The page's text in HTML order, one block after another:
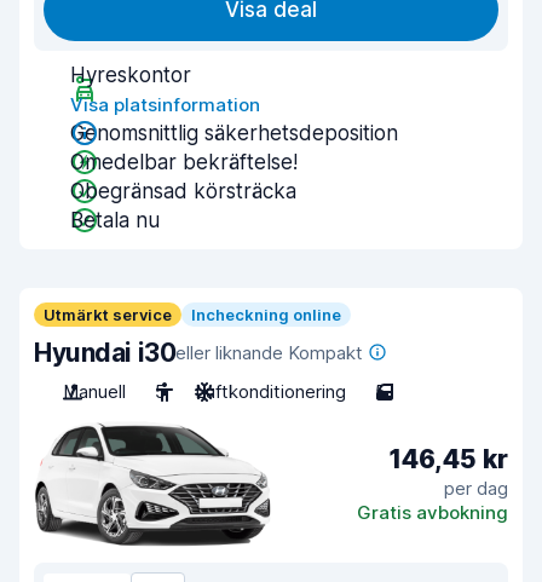
Visa deal
Hyreskontor
Visa platsinformation
Genomsnittlig säkerhetsdeposition
Omedelbar bekräftelse!
Obegränsad körsträcka
Betala nu
Utmärkt service Incheckning online
Hyundai i30eller liknande Kompakt
Manuell
5 Luftkonditionering 5
146,45 kr
per dag
Gratis avbokning